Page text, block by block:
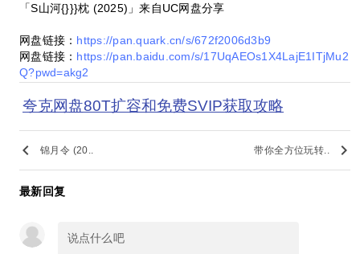
「S山河{}}}枕 (2025)」来自UC网盘分享
网盘链接： https://pan.quark.cn/s/672f2006d3b9
网盘链接： https://pan.baidu.com/s/17UqAEOs1X4LajE1ITjMu2
Q?pwd=akg2
夸克网盘80T扩容和免费SVIP获取攻略
keyboard_arrow_left 锦月令 (20.. 带你全方位玩转.. keyboard_arrow_right
最新回复